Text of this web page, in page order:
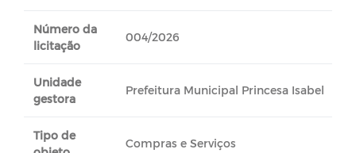
Número da
licitação
004/2026
Unidade
gestora
Prefeitura Municipal Princesa Isabel
Tipo de
Compras e Serviços